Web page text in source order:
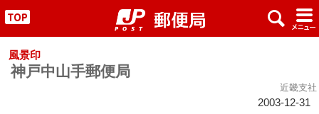
" x #
風景印
神戸中山手郵便局
近畿支社
2003-12-31